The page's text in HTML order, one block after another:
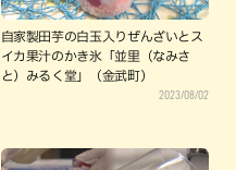
自家製田芋の白玉入りぜんざいとス
イカ果汁のかき氷「並里（なみさ
と）みるく堂」（金武町）
2023/08/02